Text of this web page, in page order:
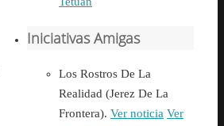
Iniciativas Amigas
Los Rostros De La
Realidad (Jerez De La
Frontera). Ver noticia Ver